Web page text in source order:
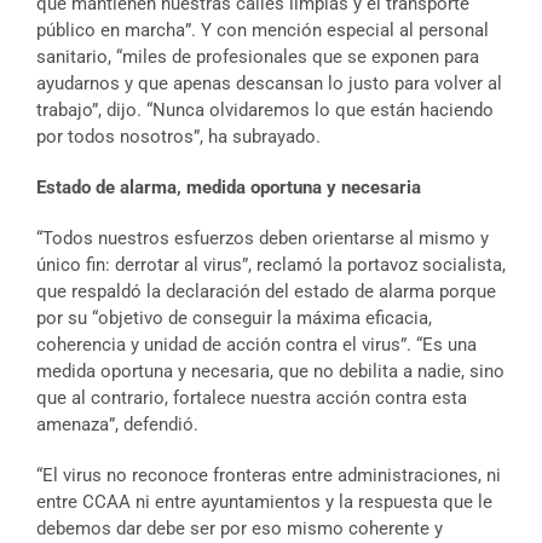
público en marcha”. Y con mención especial al personal
sanitario, “miles de profesionales que se exponen para
ayudarnos y que apenas descansan lo justo para volver al
trabajo”, dijo. “Nunca olvidaremos lo que están haciendo
por todos nosotros”, ha subrayado.
Estado de alarma, medida oportuna y necesaria
“Todos nuestros esfuerzos deben orientarse al mismo y
único fin: derrotar al virus”, reclamó la portavoz socialista,
que respaldó la declaración del estado de alarma porque
por su “objetivo de conseguir la máxima eficacia,
coherencia y unidad de acción contra el virus”. “Es una
medida oportuna y necesaria, que no debilita a nadie, sino
que al contrario, fortalece nuestra acción contra esta
amenaza”, defendió.
“El virus no reconoce fronteras entre administraciones, ni
entre CCAA ni entre ayuntamientos y la respuesta que le
debemos dar debe ser por eso mismo coherente y